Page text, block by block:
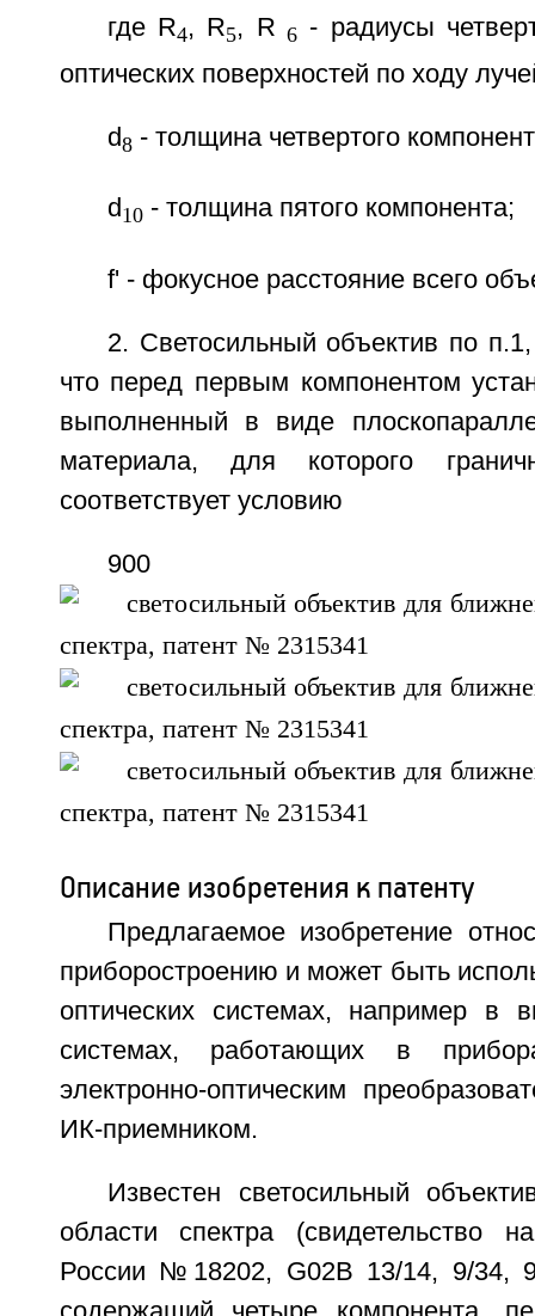
где R4, R5, R 6 - радиусы
оптических поверхностей по ходу
d8 - толщина четвертого
d 10- толщина пятого компонента;
f' - фокусное расстояние всего
2. Светосильный объектив по
что перед первым компонентом
выполненный в виде
материала, для которого
соответствует условию
900
Описание изобретения к патенту
Предлагаемое изобретение
приборостроению и может быть
оптических системах, например в
системах, работающих в
электронно-оптическим
ИК-приемником.
Известен светосильный
области спектра (свидетельство
России №18202, G02В 13/14, 9/34,